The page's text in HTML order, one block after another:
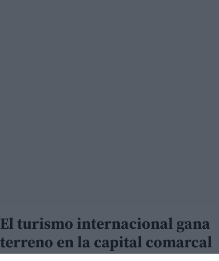
El turismo internacional gana
terreno en la capital comarcal